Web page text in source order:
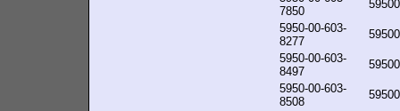
7850
5950-00-603-
8277
5950-00-603-
8497
5950-00-603-
8508